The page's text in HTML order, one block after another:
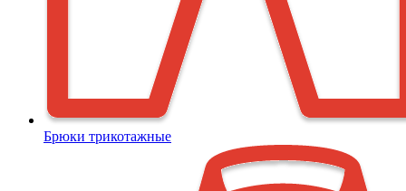
Брюки трикотажные